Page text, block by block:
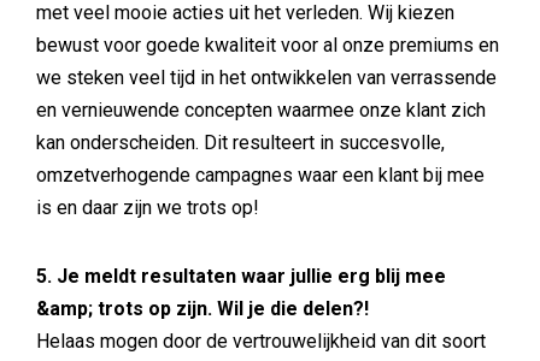
met veel mooie acties uit het verleden. Wij kiezen
bewust voor goede kwaliteit voor al onze premiums en
we steken veel tijd in het ontwikkelen van verrassende
en vernieuwende concepten waarmee onze klant zich
kan onderscheiden. Dit resulteert in succesvolle,
omzetverhogende campagnes waar een klant bij mee
is en daar zijn we trots op!
5. Je meldt resultaten waar jullie erg blij mee
&amp; trots op zijn. Wil je die delen?!
Helaas mogen door de vertrouwelijkheid van dit soort